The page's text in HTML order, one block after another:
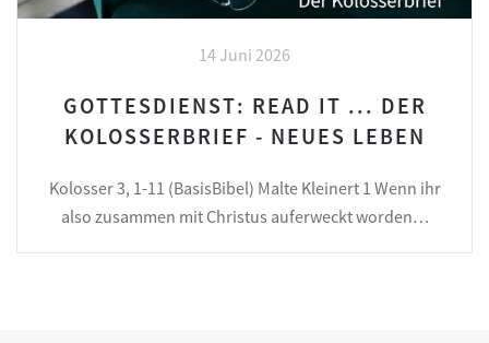
14 Juni 2026
GOTTESDIENST: READ IT ... DER
KOLOSSERBRIEF - NEUES LEBEN
Kolosser 3, 1-11 (BasisBibel) Malte Kleinert 1 Wenn ihr
also zusammen mit Christus auferweckt worden…